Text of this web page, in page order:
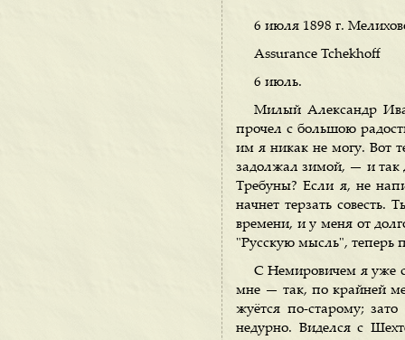
6 июля 1898 г.
Assurance Tchekhoff
6 июль.
Милый Александр
прочел с большою
им я никак не могу. Вот
задолжал зимой, — и так
Требуны? Если я, не
начнет терзать совесть.
времени, и у меня от
"Русскую мысль", теперь
С Немировичем я уже
мне — так, по крайней
жуётся по-старому;
недурно. Виделся с